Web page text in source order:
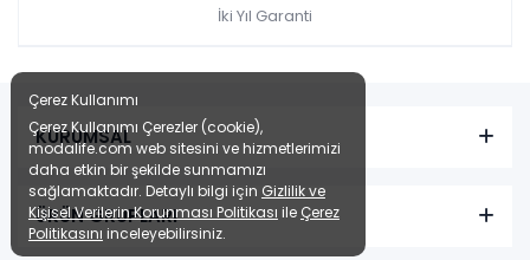
İki Yıl Garanti
KURUMSAL
ÜRÜN GRUPLARI
Çerez Kullanımı
Çerez Kullanımı Çerezler (cookie),
modalife.com web sitesini ve hizmetlerimizi
daha etkin bir şekilde sunmamızı
sağlamaktadır. Detaylı bilgi için Gizlilik ve
Kişisel Verilerin Korunması Politikası ile Çerez
Politikasını inceleyebilirsiniz.